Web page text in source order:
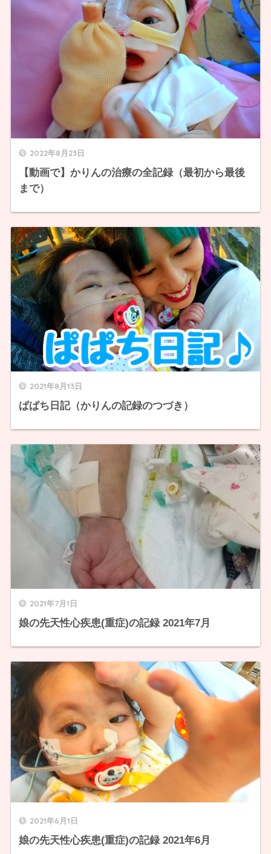
2022年8月23日
【動画で】かりんの治療の全記録（最初から最後
まで）
2021年8月13日
ぱぱち日記（かりんの記録のつづき）
2021年7月1日
娘の先天性心疾患(重症)の記録 2021年7月
2021年6月1日
娘の先天性心疾患(重症)の記録 2021年6月